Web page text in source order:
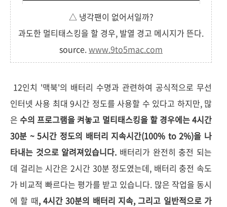
△ 냉각팬이 없어서일까?
과도한 멀티태스킹을 할 경우, 발열 경고 메시지가 뜬다.
source.www.9to5mac.com
12인치 '맥북'의 배터리 수명과 관련하여 공식적으로 무선
인터넷 사용 최대 9시간 정도를 사용할 수 있다고 하지만, 많
은수의 프로그램을 켜놓고 멀티태스킹을 할 경우에는 4시간
30분 ~ 5시간 정도의 배터리 지속시간(100% to 2%)을 나
타내는 것으로 알려져있습니다. 배터리가 완전히 충전 되는
데 걸리는 시간은 2시간 30분 정도였는데, 배터리 충전 속도
가 비교적 빠르다는 평가를 받고 있습니다. 많은 작업을 동시
에 할 때, 4시간 30분의 배터리 지속, 그리고 일반적으로 가